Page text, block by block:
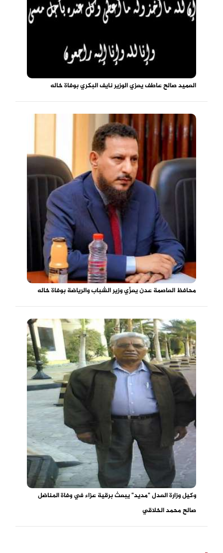
العميد صالح عاطف يعزي الوزير نايف البكري بوفاة خاله
محافظ العاصمة عدن يعزّي وزير الشباب والرياضة بوفاة خاله
وكيل وزارة العدل "مديد" يبعث برقية عزاء في وفاة المناضل
صالح محمد الخلاقي